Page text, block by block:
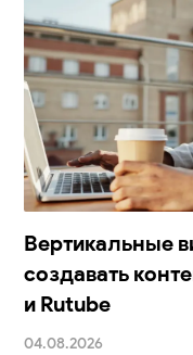
Вертикальные
создавать
и Rutube
04.08.2026